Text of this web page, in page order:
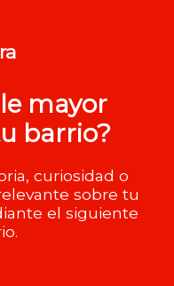
mayor
barrio?
curiosidad o
sobre tu
el siguiente